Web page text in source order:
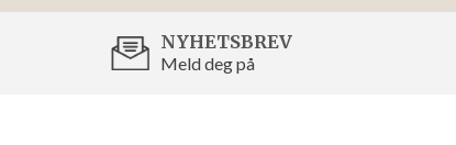
NYHETSBREV
Meld deg på